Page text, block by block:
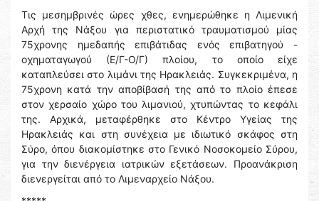
Τις μεσημβρινές ώρες χθες, ενημερώθηκε η Λιμενική
Αρχή της Νάξου για περιστατικό τραυματισμού μίας
75χρονης ημεδαπής επιβάτιδας ενός επιβατηγού -
οχηματαγωγού (Ε/Γ-Ο/Γ) πλοίου, το οποίο είχε
καταπλεύσει στο λιμάνι της Ηρακλειάς. Συγκεκριμένα, η
75χρονη κατά την αποβίβασή της από το πλοίο έπεσε
στον χερσαίο χώρο του λιμανιού, χτυπώντας το κεφάλι
της. Αρχικά, μεταφέρθηκε στο Κέντρο Υγείας της
Ηρακλειάς και στη συνέχεια με ιδιωτικό σκάφος στη
Σύρο, όπου διακομίστηκε στο Γενικό Νοσοκομείο Σύρου,
για την διενέργεια ιατρικών εξετάσεων. Προανάκριση
διενεργείται από το Λιμεναρχείο Νάξου.